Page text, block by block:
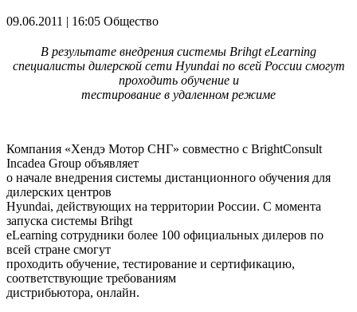
09.06.2011 | 16:05 Общество
В результате внедрения системы Brihgt eLearning
специалисты дилерской сети Hyundai по всей России смогут
проходить обучение и
тестирование в удаленном режиме
Компания «Хендэ Мотор СНГ» совместно с BrightConsult
Incadea Group объявляет
о начале внедрения системы дистанционного обучения для
дилерских центров
Hyundai, действующих на территории России. С момента
запуска системы Brihgt
eLearning сотрудники более 100 официальных дилеров по
всей стране смогут
проходить обучение, тестирование и сертификацию,
соответствующие требованиям
дистрибьютора, онлайн.